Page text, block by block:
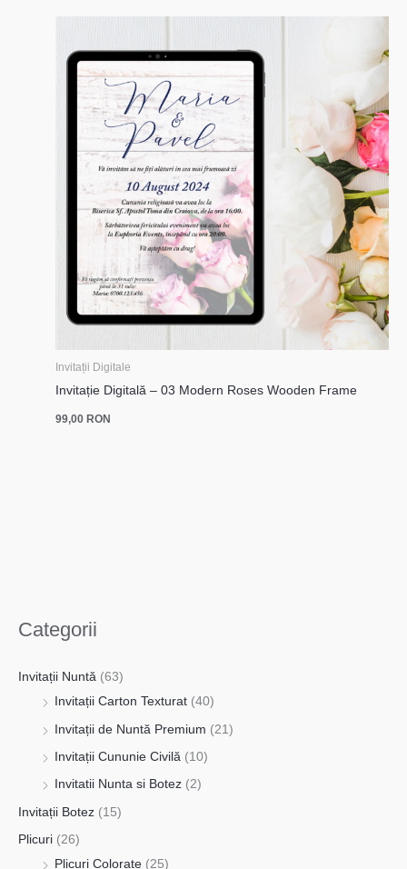
Categorii
Invitații Nuntă (63)
Invitații Carton Texturat (40)
Invitații de Nuntă Premium (21)
Invitații Cununie Civilă (10)
Invitatii Nunta si Botez (2)
Invitații Botez (15)
Plicuri (26)
Plicuri Colorate (25)
Invitații Digitale
Invitație Digitală – 03 Modern Roses Wooden Frame
99,00 RON